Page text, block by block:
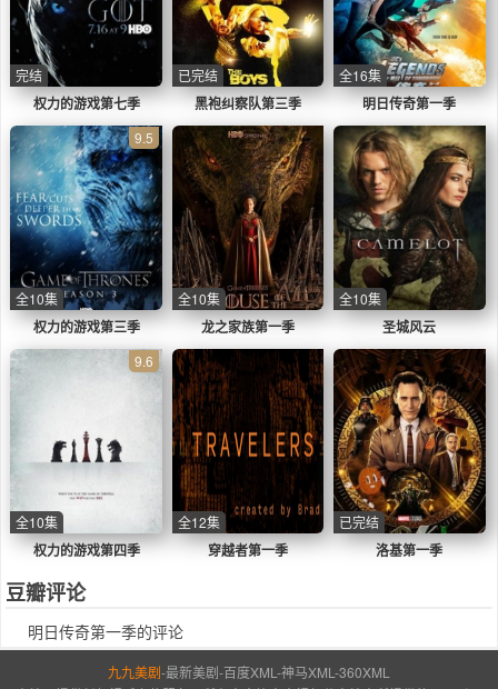
权力的游戏第七季
完结
黑袍纠察队第三季
已完结
明日传奇第一季
全16集
权力的游戏第三季
9.5
全10集
龙之家族第一季
全10集
圣城风云
全10集
权力的游戏第四季
9.6
全10集
穿越者第一季
全12集
洛基第一季
已完结
豆瓣评论
明日传奇第一季的评论
九九美剧-最新美剧-百度XML -神马XML -360XML